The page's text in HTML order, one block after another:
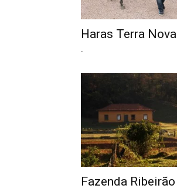
Haras Terra Nova
.
Fazenda Ribeirão